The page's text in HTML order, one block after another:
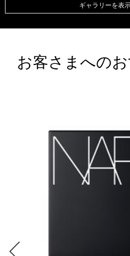
ギャラリーを表
お客さまへの